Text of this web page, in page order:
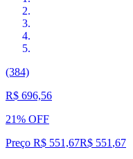
(384)
R$ 696,56
21% OFF
Preço R$ 551,67R$ 551 ,67